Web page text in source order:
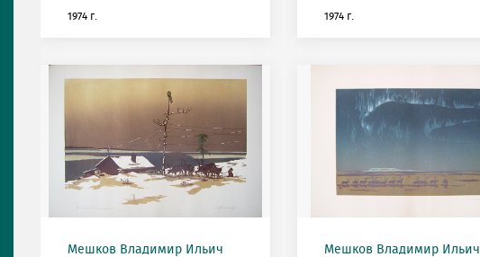
1974 г. 1974 г.
Мешков Владимир Ильич
Мешков Владимир Ильич